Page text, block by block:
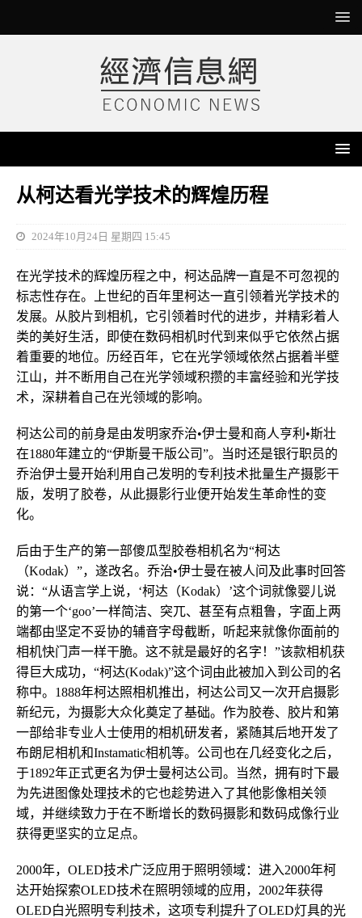
从柯达看光学技术的辉煌历程
2024年10月24日 星期四 15:45
在光学技术的辉煌历程之中，柯达品牌一直是不可忽视的
标志性存在。上世纪的百年里柯达一直引领着光学技术的
发展。从胶片到相机，它引领着时代的进步，并精彩着人
类的美好生活，即使在数码相机时代到来似乎它依然占据
着重要的地位。历经百年，它在光学领域依然占据着半壁
江山，并不断用自己在光学领域积攒的丰富经验和光学技
术，深耕着自己在光领域的影响。
柯达公司的前身是由发明家乔治•伊士曼和商人亨利•斯壮
在1880年建立的“伊斯曼干版公司”。当时还是银行职员的
乔治伊士曼开始利用自己发明的专利技术批量生产摄影干
版，发明了胶卷，从此摄影行业便开始发生革命性的变
化。
后由于生产的第一部傻瓜型胶卷相机名为“柯达
（Kodak）”，遂改名。乔治•伊士曼在被人问及此事时回答
说：“从语言学上说，‘柯达（Kodak）’这个词就像婴儿说
的第一个‘goo’一样简洁、突兀、甚至有点粗鲁，字面上两
端都由坚定不妥协的辅音字母截断，听起来就像你面前的
相机快门声一样干脆。这不就是最好的名字！”该款相机获
得巨大成功，“柯达(Kodak)”这个词由此被加入到公司的名
称中。1888年柯达照相机推出，柯达公司又一次开启摄影
新纪元，为摄影大众化奠定了基础。作为胶卷、胶片和第
一部给非专业人士使用的相机研发者，紧随其后地开发了
布朗尼相机和Instamatic相机等。公司也在几经变化之后，
于1892年正式更名为伊士曼柯达公司。当然，拥有时下最
为先进图像处理技术的它也趁势进入了其他影像相关领
域，并继续致力于在不断增长的数码摄影和数码成像行业
获得更坚实的立足点。
2000年，OLED技术广泛应用于照明领域：进入2000年柯
达开始探索OLED技术在照明领域的应用，2002年获得
OLED白光照明专利技术，这项专利提升了OLED灯具的光